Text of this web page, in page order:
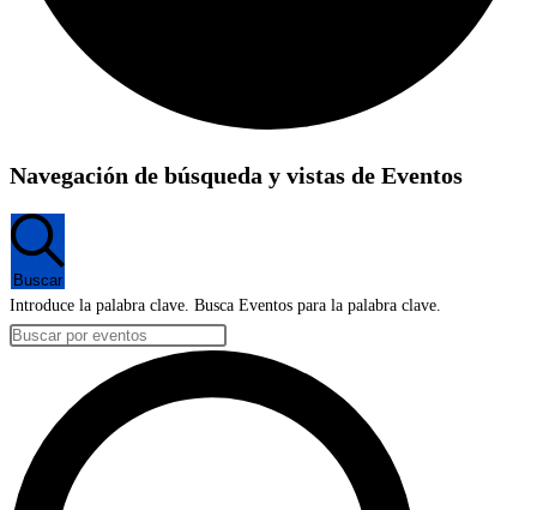
Eventos
en
18
septiembre,
2024
Navegación de búsqueda y vistas de Eventos
Buscar
Introduce la palabra clave. Busca Eventos para la palabra clave.